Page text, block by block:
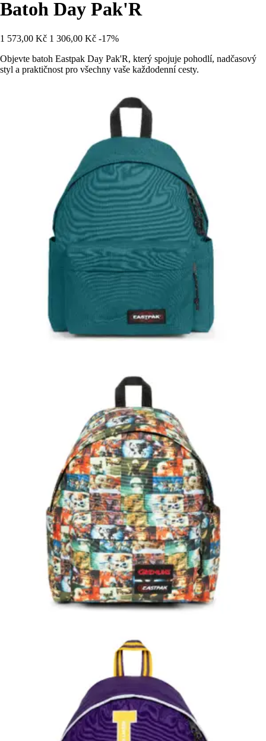
Batoh Day Pak'R
1 573,00 Kč 1 306,00 Kč -17%
Objevte batoh Eastpak Day Pak'R, který spojuje pohodlí, nadčasový
styl a praktičnost pro všechny vaše každodenní cesty.